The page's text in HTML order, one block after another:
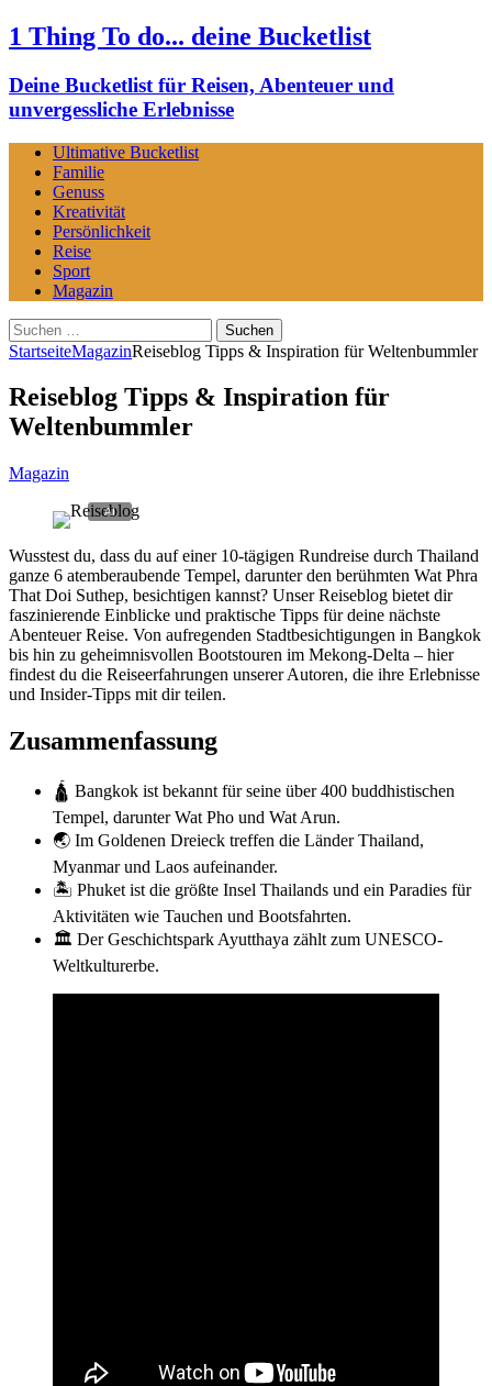
1 Thing To do... deine Bucketlist
Deine Bucketlist für Reisen, Abenteuer und
unvergessliche Erlebnisse
Ultimative Bucketlist
Familie
Genuss
Kreativität
Persönlichkeit
Reise
Sport
Magazin
Suchen
nach:
StartseiteMagazinReiseblog Tipps & Inspiration für Weltenbummler
Reiseblog Tipps & Inspiration für
Weltenbummler
Magazin
Wusstest du, dass du auf einer 10-tägigen Rundreise durch Thailand
ganze 6 atemberaubende Tempel, darunter den berühmten Wat Phra
That Doi Suthep, besichtigen kannst? Unser Reiseblog bietet dir
faszinierende Einblicke und praktische Tipps für deine nächste
Abenteuer Reise. Von aufregenden Stadtbesichtigungen in Bangkok
bis hin zu geheimnisvollen Bootstouren im Mekong-Delta – hier
findest du die Reiseerfahrungen unserer Autoren, die ihre Erlebnisse
und Insider-Tipps mit dir teilen.
Zusammenfassung
🛕 Bangkok ist bekannt für seine über 400 buddhistischen
Tempel, darunter Wat Pho und Wat Arun.
🌏 Im Goldenen Dreieck treffen die Länder Thailand,
Myanmar und Laos aufeinander.
🏝️ Phuket ist die größte Insel Thailands und ein Paradies für
Aktivitäten wie Tauchen und Bootsfahrten.
🏛️ Der Geschichtspark Ayutthaya zählt zum UNESCO-
Weltkulturerbe.